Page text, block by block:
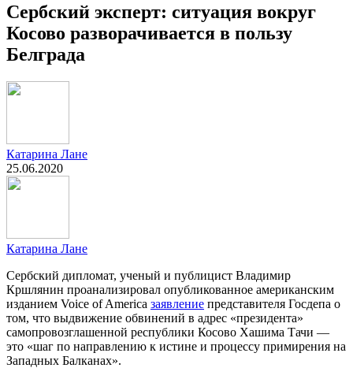
Сербский эксперт: ситуация вокруг
Косово разворачивается в пользу
Белграда
Катарина Лане
25.06.2020
Катарина Лане
Сербский дипломат, ученый и публицист Владимир
Кршлянин проанализировал опубликованное американским
изданием Voice of America заявление представителя Госдепа о
том, что выдвижение обвинений в адрес «президента»
самопровозглашенной республики Косово Хашима Тачи —
это «шаг по направлению к истине и процессу примирения на
Западных Балканах».